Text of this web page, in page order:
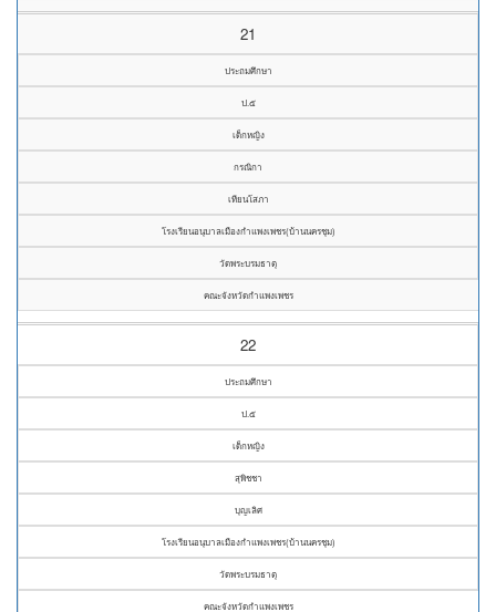
21
ประถมศึกษา
ป.๕
เด็กหญิง
กรณิกา
เทียนโสภา
โรงเรียนอนุบาลเมืองกำแพงเพชร(บ้านนครชุม)
วัดพระบรมธาตุ
คณะจังหวัดกำแพงเพชร
22
ประถมศึกษา
ป.๕
เด็กหญิง
สุพิชชา
บุญเลิศ
โรงเรียนอนุบาลเมืองกำแพงเพชร(บ้านนครชุม)
วัดพระบรมธาตุ
คณะจังหวัดกำแพงเพชร